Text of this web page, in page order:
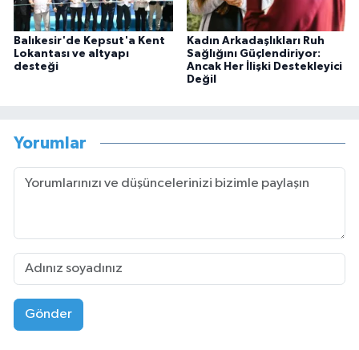
Balıkesir'de Kepsut'a Kent
Lokantası ve altyapı
desteği
Kadın Arkadaşlıkları Ruh
Sağlığını Güçlendiriyor:
Ancak Her İlişki Destekleyici
Değil
Yorumlar
Gönder